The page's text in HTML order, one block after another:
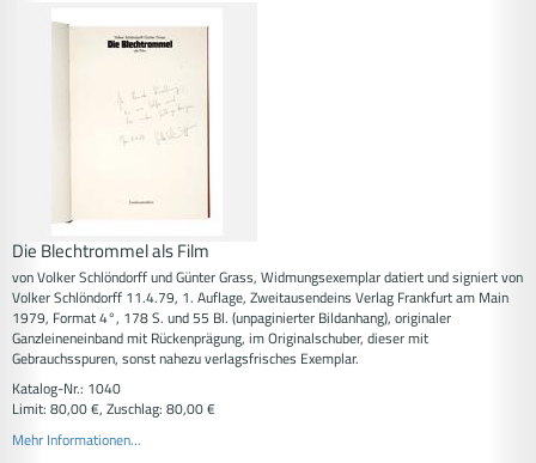
Die Blechtrommel als Film
von Volker Schlöndorff und Günter Grass, Widmungsexemplar datiert und signiert von
Volker Schlöndorff 11.4.79, 1. Auflage, Zweitausendeins Verlag Frankfurt am Main
1979, Format 4°, 178 S. und 55 Bl. (unpaginierter Bildanhang), originaler
Ganzleineneinband mit Rückenprägung, im Originalschuber, dieser mit
Gebrauchsspuren, sonst nahezu verlagsfrisches Exemplar.
Katalog-Nr.: 1040
Limit: 80,00 €, Zuschlag: 80,00 €
Mehr Informationen...